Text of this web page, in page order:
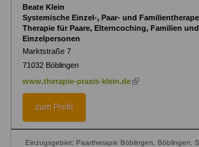
Beate Klein
Systemische Einzel-, Paar- und
Therapie für Paare, Elterncoching, Familien
Einzelpersonen
Marktstraße 7
71032 Böblingen
www.therapie-praxis-klein.de (link
zum Profil
Einzugsgebiet: Paartherapie Böblingen, Böblingen,